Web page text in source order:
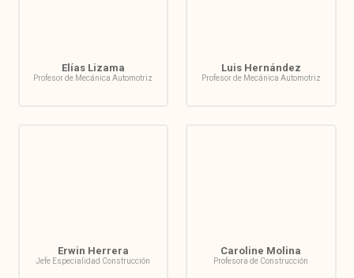
Elías Lizama
Profesor de Mecánica Automotriz
Luis Hernández
Profesor de Mecánica Automotriz
Erwin Herrera
Jefe Especialidad Construcción
Caroline Molina
Profesora de Construcción